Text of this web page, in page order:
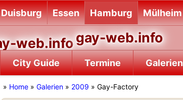
Duisburg Essen Hamburg Mülheim
gay-web.info
City Guide Termine Galerien
» Home » Galerien » 2009 » Gay-Factory